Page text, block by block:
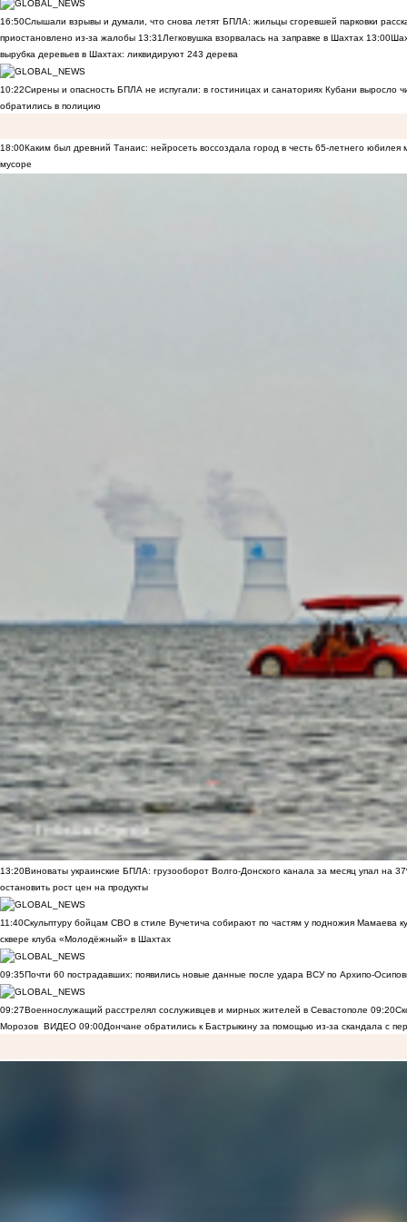
16:50Слышали взрывы и думали, что снова летят БПЛА: жильцы сгоревшей парковки
приостановлено из-за жалобы 13:31 Легковушка взорвалась на заправке в Шахтах 13:00
вырубка деревьев в Шахтах: ликвидируют 243 дерева
10:22Сирены и опасность БПЛА не испугали: в гостиницах и санаториях Кубани выросло
обратились в полицию
18:00Каким был древний Танаис: нейросеть воссоздала город в честь 65-летнего юбилея
мусоре
13:20Виноваты украинские БПЛА: грузооборот Волго-Донского канала за месяц упал на
остановить рост цен на продукты
11:40Скульптуру бойцам СВО в стиле Вучетича собирают по частям у подножия Мамаева
сквере клуба «Молодёжный» в Шахтах
09:35Почти 60 пострадавших: появились новые данные после удара ВСУ по Архипо-
09:27Военнослужащий расстрелял сослуживцев и мирных жителей в Севастополе 09:20
Морозов ВИДЕО 09:00Дончане обратились к Бастрыкину за помощью из-за скандала с